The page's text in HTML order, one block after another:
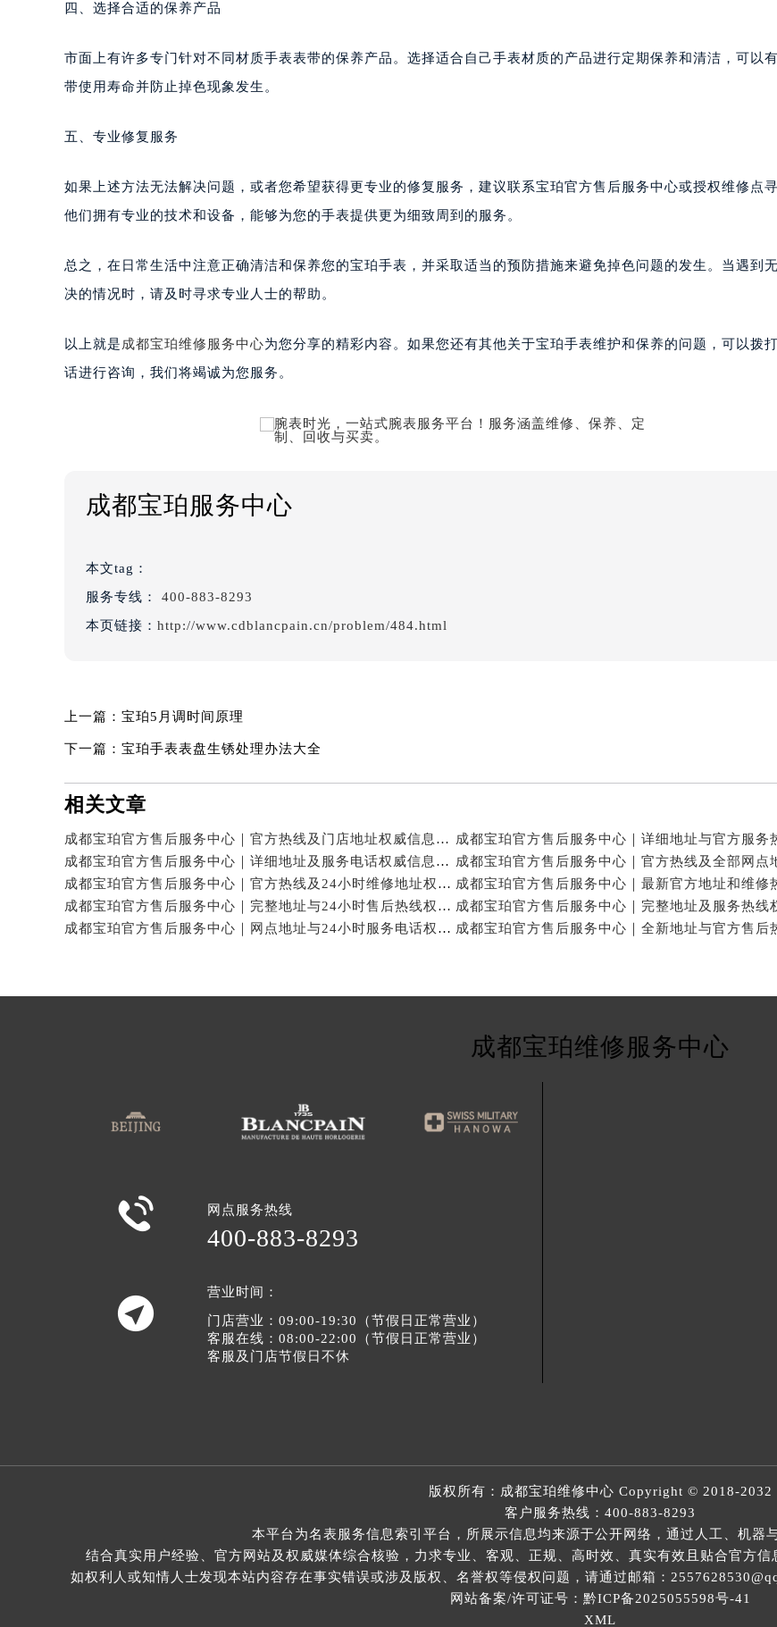
四、选择合适的保养产品
市面上有许多专门针对不同材质手表表带的保养产品。选择适合自己手表材质的产品进行定期保养和清洁，可以
带使用寿命并防止掉色现象发生。
五、专业修复服务
如果上述方法无法解决问题，或者您希望获得更专业的修复服务，建议联系宝珀官方售后服务中心或授权维修点寻
他们拥有专业的技术和设备，能够为您的手表提供更为细致周到的服务。
总之，在日常生活中注意正确清洁和保养您的宝珀手表，并采取适当的预防措施来避免掉色问题的发生。当遇到
决的情况时，请及时寻求专业人士的帮助。
以上就是成都宝珀维修服务中心为您分享的精彩内容。如果您还有其他关于宝珀手表维护和保养的问题，可以拨
话进行咨询，我们将竭诚为您服务。
成都宝珀服务中心
本文tag：
服务专线：
400-883-8293
本页链接： http://www.cdblancpain.cn/problem/484.html
上一篇： 宝珀5月调时间原理
下一篇： 宝珀手表表盘生锈处理办法大全
相关文章
成都宝珀官方售后服务中心｜官方热线及门店地址权威信息公示（2026年7月最新）
成都宝珀官方售后服务中心｜详细地址及服务电话权威信息公示（2026年7月最新）
成都宝珀官方售后服务中心｜官方热线及24小时维修地址权威信息公示（2026年7月最新）
成都宝珀官方售后服务中心｜完整地址与24小时售后热线权威信息公示（2026年7月最新）
成都宝珀官方售后服务中心｜网点地址与24小时服务电话权威信息公示（2026年7月最新）
成都宝珀维修服务中心
 网点服务热线
400-883-8293

营业时间：
门店营业：09:00-19:30（节假日正常营业）
客服在线：08:00-22:00（节假日正常营业）
客服及门店节假日不休
版权所有： 成都宝珀维修中心 Copyright © 2018-2032
客户服务热线： 400-883-8293
本平台为名表服务信息索引平台，所展示信息均来源于公开网络，通过人工、机器
结合真实用户经验、官方网站及权威媒体综合核验，力求专业、客观、正规、高时效、真实有效且贴合官方
如权利人或知情人士发现本站内容存在事实错误或涉及版权、名誉权等侵权问题，请通过邮箱：
网站备案/许可证号：黔ICP备2025055598号-41
XML